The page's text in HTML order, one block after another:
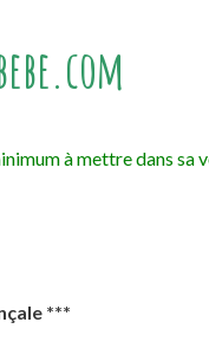
à mettre dans sa
***